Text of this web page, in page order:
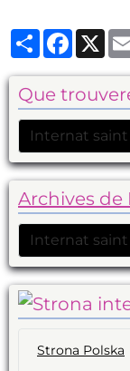
Partager X
Que
Archives de
Strona Polska